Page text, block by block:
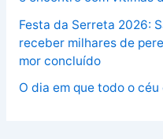
Festa da Serreta 2026:
receber milhares de
mor concluído
O dia em que todo o